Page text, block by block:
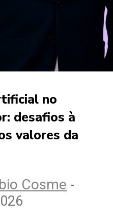
no
desafios à
valores da
Cosme -